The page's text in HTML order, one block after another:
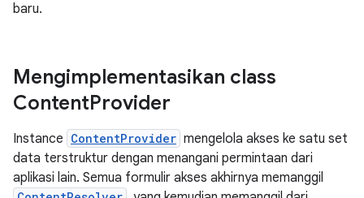
baru.
Mengimplementasikan class
ContentProvider
Instance ContentProvider mengelola akses ke satu set
data terstruktur dengan menangani permintaan dari
aplikasi lain. Semua formulir akses akhirnya memanggil